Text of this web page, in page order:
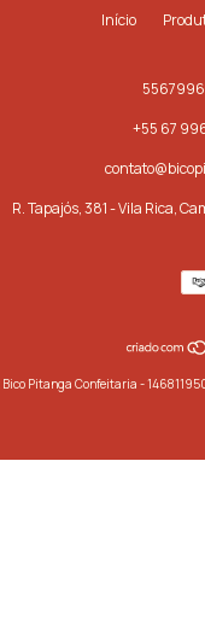
Início
+55 67
R. Tapajós, 381 - Vila Rica,
Pitanga Confeitaria -